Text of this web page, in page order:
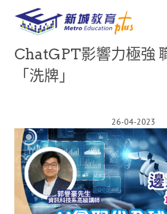
ChatGPT影響力極強
「洗牌」
26-04-2023